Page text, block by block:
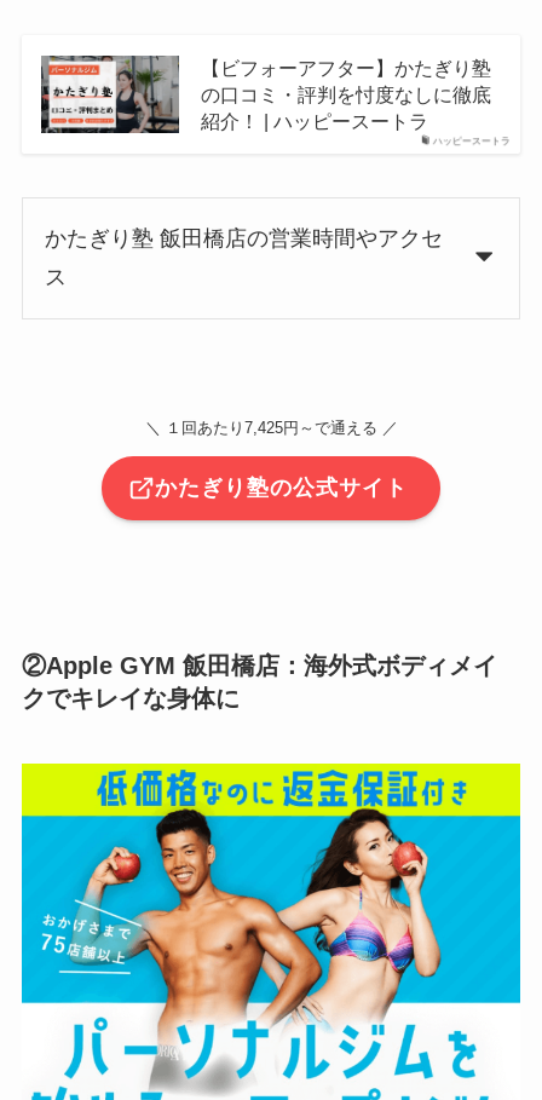
ハッピースートラ
【ビフォーアフター】かたぎり塾
の口コミ・評判を忖度なしに徹底
紹介！ | ハッピースートラ
かたぎり塾 飯田橋店の営業時間やアクセ
ス
＼ １回あたり7,425円～で通える ／
かたぎり塾の公式サイト
②Apple GYM 飯田橋店：海外式ボディメイ
クでキレイな身体に